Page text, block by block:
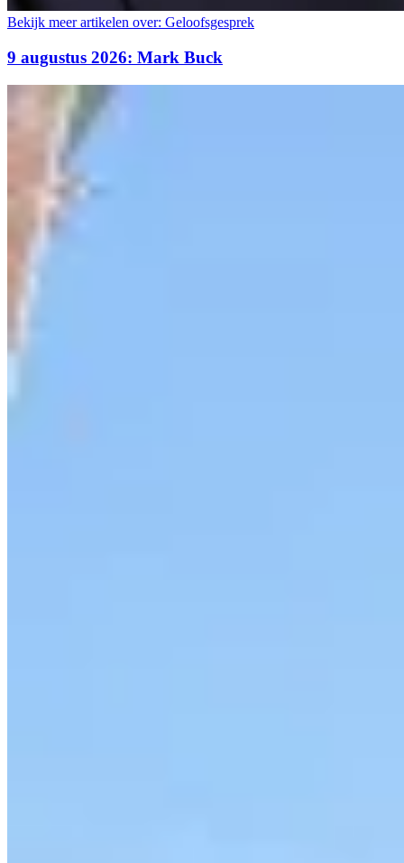
Bekijk meer artikelen over: Geloofsgesprek
9 augustus 2026: Mark Buck